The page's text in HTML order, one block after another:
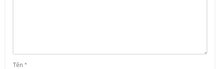
Tên *